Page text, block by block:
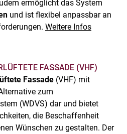
ermöglicht das System
und ist flexibel anpassbar an
Weitere Infos
FASSADE (VHF)
Fassade (VHF) mit
zum
(WDVS) dar und bietet
die Beschaffenheit
Wünschen zu gestalten. Der